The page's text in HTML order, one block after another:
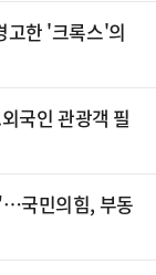
고한 '크록스'의
국인 관광객 필
국민의힘, 부동